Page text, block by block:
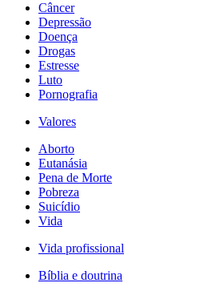
Câncer
Depressão
Doença
Drogas
Estresse
Luto
Pornografia
Valores
Aborto
Eutanásia
Pena de Morte
Pobreza
Suicídio
Vida
Vida profissional
Bíblia e doutrina